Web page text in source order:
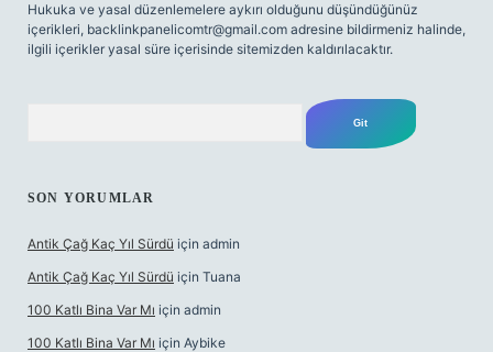
Hukuka ve yasal düzenlemelere aykırı olduğunu düşündüğünüz
içerikleri, backlinkpanelicomtr@gmail.com adresine bildirmeniz halinde,
ilgili içerikler yasal süre içerisinde sitemizden kaldırılacaktır.
SON YORUMLAR
Antik Çağ Kaç Yıl Sürdü için admin
Antik Çağ Kaç Yıl Sürdü için Tuana
100 Katlı Bina Var Mı için admin
100 Katlı Bina Var Mı için Aybike